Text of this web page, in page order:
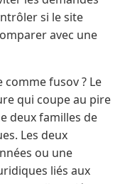
si le site
avec une
comme fusov ? Le
qui coupe au pire
deux familles de
Les deux
ou une
liés aux